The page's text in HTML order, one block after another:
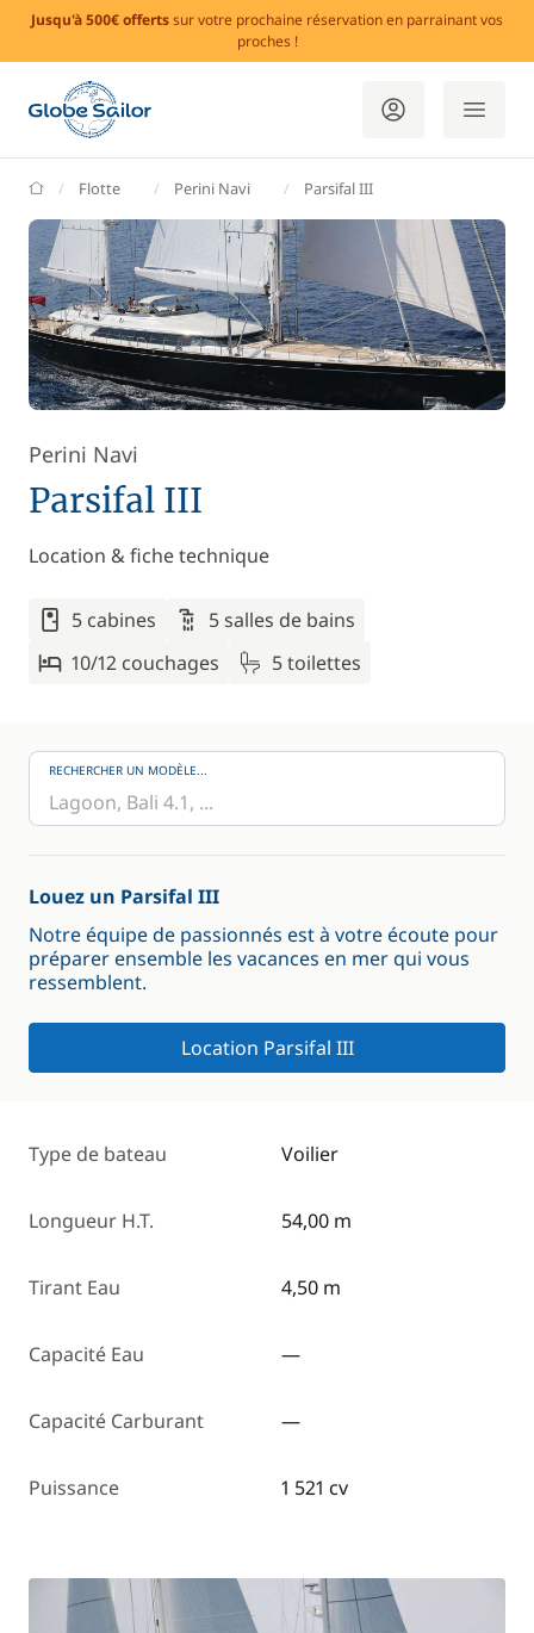
Jusqu'à 500€ offertssur votre prochaine réservation en parrainant vos
proches !
GlobeSailor
Flotte Perini Navi Parsifal III
Perini Navi
Parsifal III
Location & fiche technique
5 cabines
5 salles de bains
10/12 couchages
5 toilettes
RECHERCHER UN MODÈLE...
Louez un Parsifal III
Notre équipe de passionnés est à votre écoute pour
préparer ensemble les vacances en mer qui vous
ressemblent.
Location Parsifal III
Type de bateau Voilier
Longueur H.T. 54,00 m
Tirant Eau 4,50 m
Capacité Eau —
Capacité Carburant —
Puissance 1 521 cv